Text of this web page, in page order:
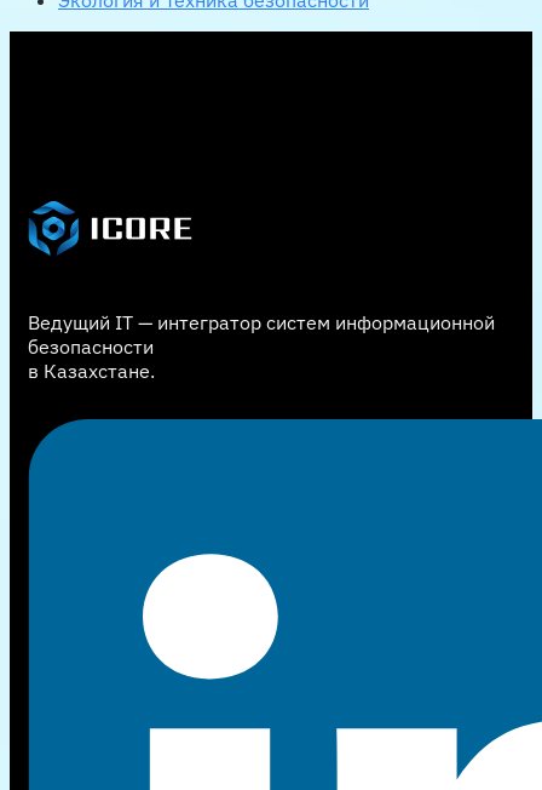
Ведущий IT — интегратор систем информационной
безопасности
в Казахстане.